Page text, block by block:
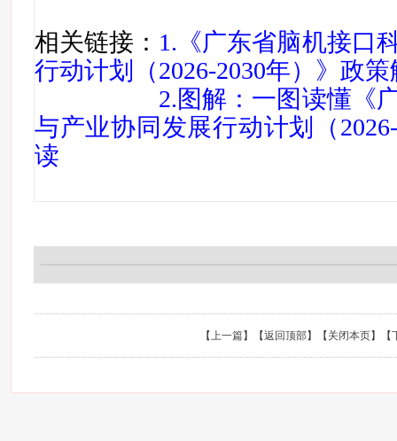
相关链接： 1.《广东省脑机接口
行动计划（2026-2030年）》政
2.图解：一图读懂《
与产业协同发展行动计划（
读
【上一篇】【返回顶部】【 关闭本页】【